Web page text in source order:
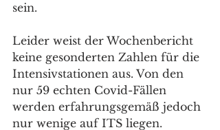
sein.
Leider weist der Wochenbericht
keine gesonderten Zahlen für die
Intensivstationen aus. Von den
nur 59 echten Covid-Fällen
werden erfahrungsgemäß jedoch
nur wenige auf ITS liegen.